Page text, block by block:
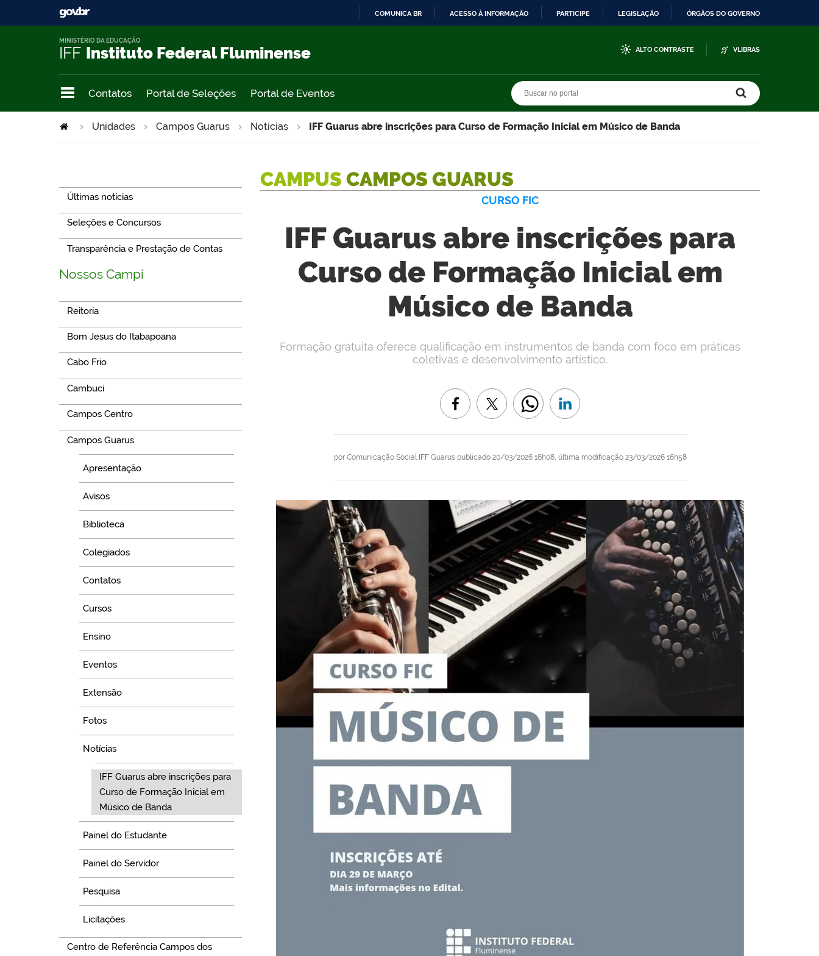
COMUNICA BR ACESSO À INFORMAÇÃO PARTICIPE LEGISLAÇÃO ÓRGÃOS DO GOVERNO
IFF Instituto Federal Fluminense
MINISTÉRIO DA EDUCAÇÃO
ALTO CONTRASTE VLIBRAS
Contatos Portal de Seleções Portal de Eventos
Unidades Campos Guarus Notícias IFF Guarus abre inscrições para Curso de Formação Inicial em Músico de Banda
Últimas notícias
Seleções e Concursos
Transparência e Prestação de Contas
Nossos Campi
Reitoria
Bom Jesus do Itabapoana
Cabo Frio
Cambuci
Campos Centro
Campos Guarus
Apresentação
Avisos
Biblioteca
Colegiados
Contatos
Cursos
Ensino
Eventos
Extensão
Fotos
Notícias
IFF Guarus abre inscrições para
Curso de Formação Inicial em
Músico de Banda
Painel do Estudante
Painel do Servidor
Pesquisa
Licitações
Centro de Referência Campos dos
CAMPUS CAMPOS GUARUS
CURSO FIC
IFF Guarus abre inscrições para
Curso de Formação Inicial em
Músico de Banda
por Comunicação Social IFF Guarus publicado20/03/2026 16h08, última modificação23/03/2026 16h58
Formação gratuita oferece qualificação em instrumentos de banda com foco em práticas
coletivas e desenvolvimento artístico.